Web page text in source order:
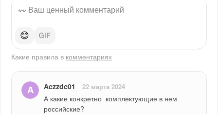
😊
Какие правила в комментариях
Aczzdc01 22 марта 2024
А какие конкретно  комплектующие в нем
российские?